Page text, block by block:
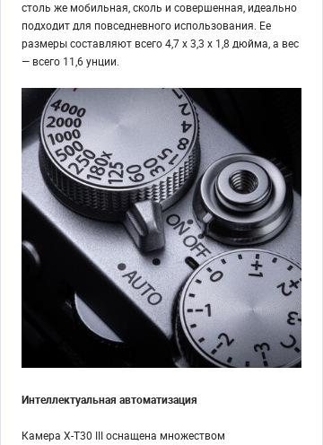
столь же мобильная, сколь и совершенная, идеально
подходит для повседневного использования. Ее
размеры составляют всего 4,7 x 3,3 x 1,8 дюйма, а вес
— всего 11,6 унции.
Интеллектуальная автоматизация
Камера X-T30 III оснащена множеством